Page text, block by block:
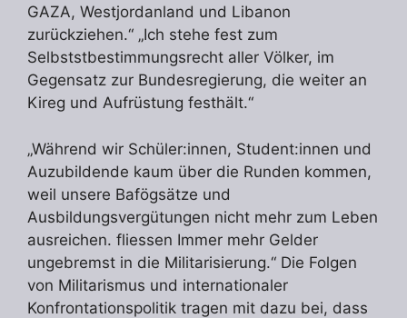
GAZA, Westjordanland und Libanon
zurückziehen.“ „Ich stehe fest zum
Selbststbestimmungsrecht aller Völker, im
Gegensatz zur Bundesregierung, die weiter an
Kireg und Aufrüstung festhält.“
„Während wir Schüler:innen, Student:innen und
Auzubildende kaum über die Runden kommen,
weil unsere Bafögsätze und
Ausbildungsvergütungen nicht mehr zum Leben
ausreichen. fliessen Immer mehr Gelder
ungebremst in die Militarisierung.“ Die Folgen
von Militarismus und internationaler
Konfrontationspolitik tragen mit dazu bei, dass